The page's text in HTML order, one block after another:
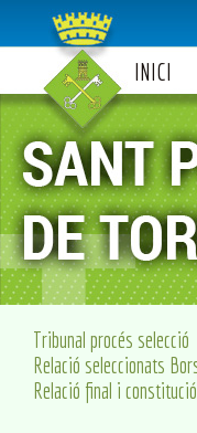
INICI
Tribunal procés selecció
Relació seleccionats
Relació final i